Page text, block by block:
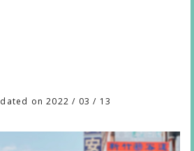
on 2022 / 03 / 13